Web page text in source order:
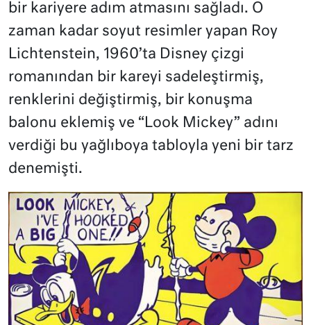
bir kariyere adım atmasını sağladı. O
zaman kadar soyut resimler yapan Roy
Lichtenstein, 1960’ta Disney çizgi
romanından bir kareyi sadeleştirmiş,
renklerini değiştirmiş, bir konuşma
balonu eklemiş ve “Look Mickey” adını
verdiği bu yağlıboya tabloyla yeni bir tarz
denemişti.